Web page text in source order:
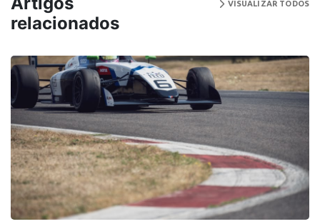
relacionados
VISUALIZAR TODOS